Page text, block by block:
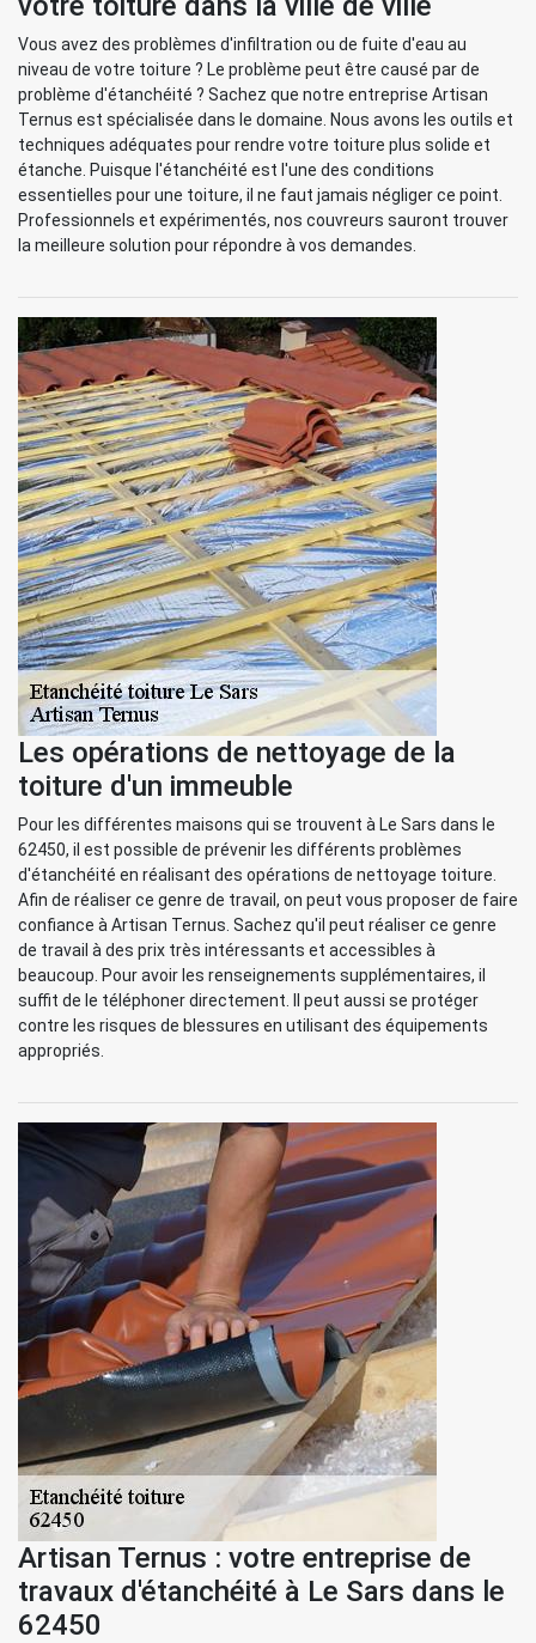
Vous avez des problèmes d'infiltration ou de fuite d'eau au
niveau de votre toiture ? Le problème peut être causé par de
problème d'étanchéité ? Sachez que notre entreprise Artisan
Ternus est spécialisée dans le domaine. Nous avons les outils et
techniques adéquates pour rendre votre toiture plus solide et
étanche. Puisque l'étanchéité est l'une des conditions
essentielles pour une toiture, il ne faut jamais négliger ce point.
Professionnels et expérimentés, nos couvreurs sauront trouver
la meilleure solution pour répondre à vos demandes.
Les opérations de nettoyage de la
toiture d'un immeuble
Pour les différentes maisons qui se trouvent à Le Sars dans le
62450, il est possible de prévenir les différents problèmes
d'étanchéité en réalisant des opérations de nettoyage toiture.
Afin de réaliser ce genre de travail, on peut vous proposer de faire
confiance à Artisan Ternus. Sachez qu'il peut réaliser ce genre
de travail à des prix très intéressants et accessibles à
beaucoup. Pour avoir les renseignements supplémentaires, il
suffit de le téléphoner directement. Il peut aussi se protéger
contre les risques de blessures en utilisant des équipements
appropriés.
Artisan Ternus : votre entreprise de
travaux d'étanchéité à Le Sars dans le
62450